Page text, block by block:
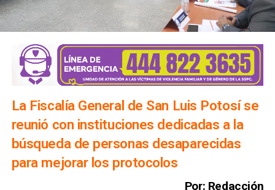
La Fiscalía General de San Luis Potosí se
reunió con instituciones dedicadas a la
búsqueda de personas desaparecidas
para mejorar los protocolos
Por: Redacción